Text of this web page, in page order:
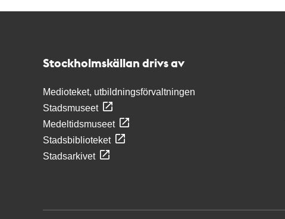
Stockholmskällan drivs av
Medioteket, utbildningsförvaltningen
Stadsmuseet
Medeltidsmuseet
Stadsbiblioteket
Stadsarkivet